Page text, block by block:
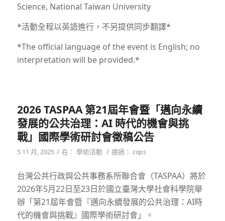
Science, National Taiwan University
*活動全程以英語進行，不另提供同步翻譯*
*The official language of the event is English; no
interpretation will be provided.*
2026 TASPAA 第21屆年會暨「邁向永續
發展的公共治理：AI 時代的機會與挑
戰」國際學術研討會徵稿公告
5 11 月, 2025 / 在： 學術活動 / 通過： caps
台灣公共行政與公共事務系所聯合會（TASPAA）將於
2026年5月22日至23日於國立臺灣大學社會科學院舉
辦「第21屆年會暨『邁向永續發展的公共治理：AI時
代的機會與挑戰』國際學術研討會」。